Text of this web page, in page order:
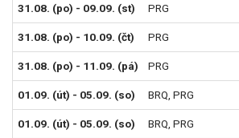
31.08. (po) - 09.09. (st) PRG
31.08. (po) - 10.09. (čt) PRG
31.08. (po) - 11.09. (pá) PRG
01.09. (út) - 05.09. (so) BRQ PRG
01.09. (út) - 05.09. (so) BRQ PRG